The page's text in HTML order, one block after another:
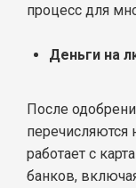
процесс для
Деньги на
После
перечисляются
работает с
банков,